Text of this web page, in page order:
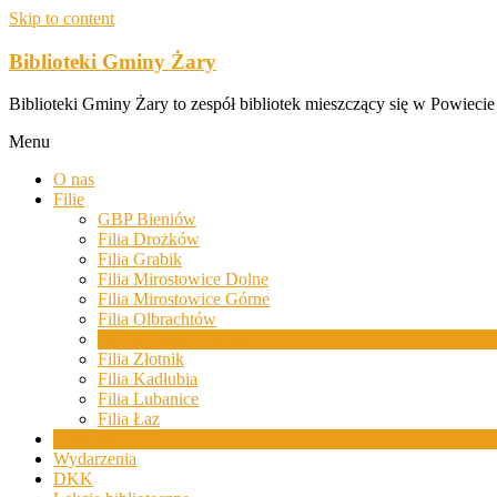
Skip to content
Biblioteki Gminy Żary
Biblioteki Gminy Żary to zespół bibliotek mieszczący się w
Menu
O nas
Filie
GBP Bieniów
Filia Drożków
Filia Grabik
Filia Mirostowice Dolne
Filia Mirostowice Górne
Filia Olbrachtów
Filia Złotnik
Filia Kadłubia
Filia Lubanice
Filia Łaz
Wydarzenia
DKK